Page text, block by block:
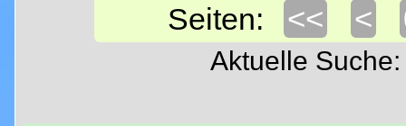
Seiten: << <
Aktuelle